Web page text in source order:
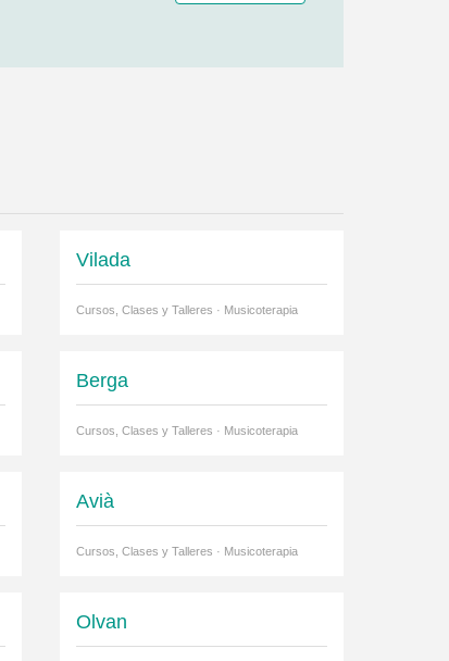
Vilada
Cursos, Clases y Talleres · Musicoterapia
Berga
Cursos, Clases y Talleres · Musicoterapia
Avià
Cursos, Clases y Talleres · Musicoterapia
Olvan